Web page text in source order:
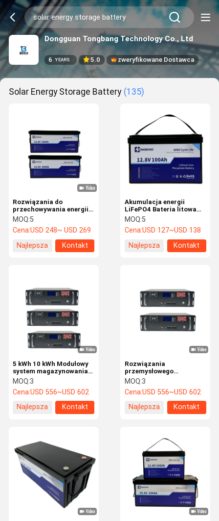
Dongguan Tongbang Technology Co., Ltd
6 YEARS 5.0 zweryfikowane Dostawca
Solar Energy Storage Battery (135)
Rozwiązania do
przechowywania energii z
akumulatorów 12,8V
200Ah skalowalne dla
urządzeń użyteczności
publicznej i mikrogridów
MOQ:5
Cena:USD 248~ USD 269
Najlepsza
Kontakt
Akumulacja energii
LiFePO4 Bateria litowa
12,8V 100Ah LiFePo4
Bateria komórkowa
MOQ:5
Cena:USD 127~USD 138
Najlepsza
Kontakt
5 kWh 10 kWh Modułowy
system magazynowania
energii Skalowalne
pakiety baterii LiFePO4
MOQ:3
Cena:USD 556~USD 602
Najlepsza
Kontakt
Rozwiązania
przemysłowego
magazynowania energii
51.2V 200Ah 100Ah
System modułowy do
użytku sieciowego i
komercyjnego
MOQ:3
Cena:USD 556~USD 602
Najlepsza
Kontakt